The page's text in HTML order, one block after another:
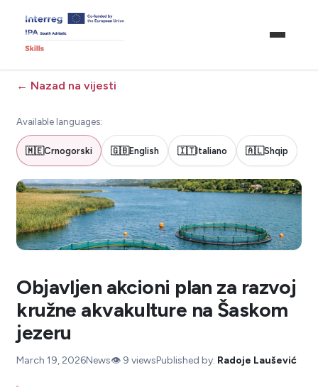
← Nazad na vijesti
Available languages:
🇲🇪Crnogorski 🇬🇧English 🇮🇹Italiano 🇦🇱Shqip
Objavljen akcioni plan za razvoj
kružne akvakulture na Šaskom
jezeru
March 19, 2026News👁️ 9 viewsPublished by: Radoje Laušević